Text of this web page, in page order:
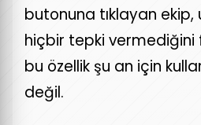
butonuna tıklayan ekip,
hiçbir tepki vermediğini
bu özellik şu an için
değil.